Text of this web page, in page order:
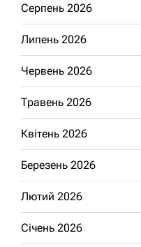
Серпень 2026
Липень 2026
Червень 2026
Травень 2026
Квітень 2026
Березень 2026
Лютий 2026
Січень 2026